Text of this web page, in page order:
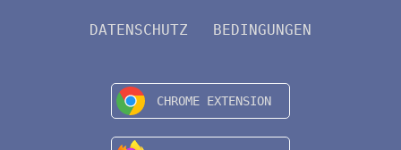
DATENSCHUTZ BEDINGUNGEN